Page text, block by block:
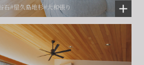
石#屋久島地杉#大和張り
ムからのお問い合わせ
話でのお問い合わせ
解約のお申し込み
コール24ご利用の方
ムからのお問い合わせ
事業部へのお問い合わせ